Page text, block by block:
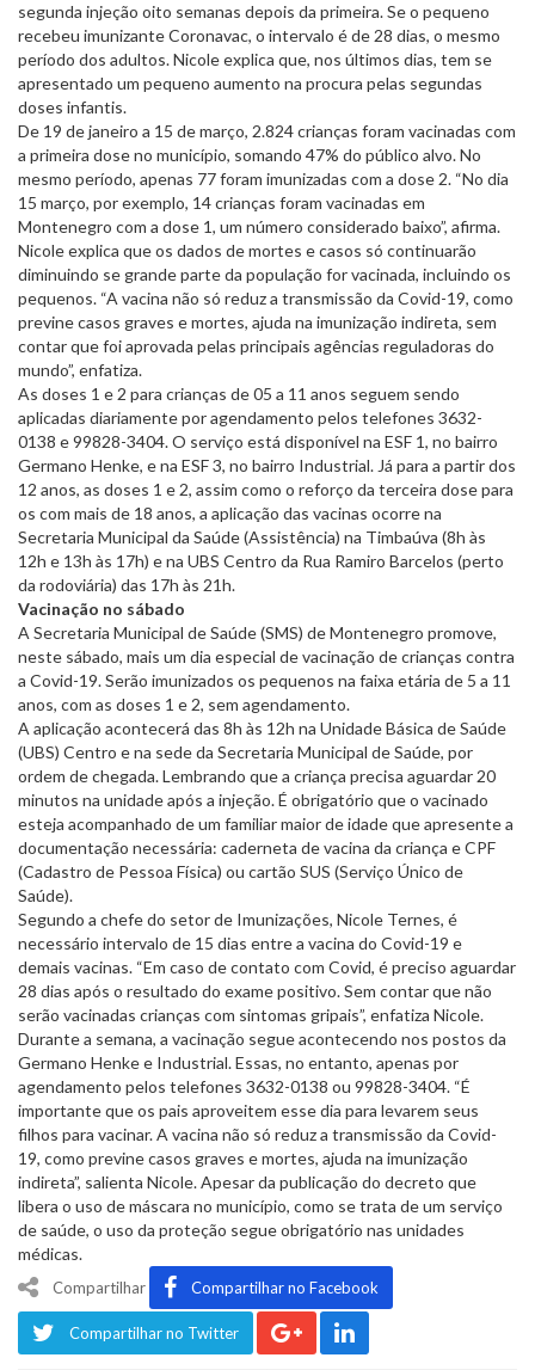
segunda injeção oito semanas depois da primeira. Se o pequeno
recebeu imunizante Coronavac, o intervalo é de 28 dias, o mesmo
período dos adultos. Nicole explica que, nos últimos dias, tem se
apresentado um pequeno aumento na procura pelas segundas
doses infantis.
De 19 de janeiro a 15 de março, 2.824 crianças foram vacinadas com
a primeira dose no município, somando 47% do público alvo. No
mesmo período, apenas 77 foram imunizadas com a dose 2. “No dia
15 março, por exemplo, 14 crianças foram vacinadas em
Montenegro com a dose 1, um número considerado baixo”, afirma.
Nicole explica que os dados de mortes e casos só continuarão
diminuindo se grande parte da população for vacinada, incluindo os
pequenos. “A vacina não só reduz a transmissão da Covid-19, como
previne casos graves e mortes, ajuda na imunização indireta, sem
contar que foi aprovada pelas principais agências reguladoras do
mundo”, enfatiza.
As doses 1 e 2 para crianças de 05 a 11 anos seguem sendo
aplicadas diariamente por agendamento pelos telefones 3632-
0138 e 99828-3404. O serviço está disponível na ESF 1, no bairro
Germano Henke, e na ESF 3, no bairro Industrial. Já para a partir dos
12 anos, as doses 1 e 2, assim como o reforço da terceira dose para
os com mais de 18 anos, a aplicação das vacinas ocorre na
Secretaria Municipal da Saúde (Assistência) na Timbaúva (8h às
12h e 13h às 17h) e na UBS Centro da Rua Ramiro Barcelos (perto
da rodoviária) das 17h às 21h.
Vacinação no sábado
A Secretaria Municipal de Saúde (SMS) de Montenegro promove,
neste sábado, mais um dia especial de vacinação de crianças contra
a Covid-19. Serão imunizados os pequenos na faixa etária de 5 a 11
anos, com as doses 1 e 2, sem agendamento.
A aplicação acontecerá das 8h às 12h na Unidade Básica de Saúde
(UBS) Centro e na sede da Secretaria Municipal de Saúde, por
ordem de chegada. Lembrando que a criança precisa aguardar 20
minutos na unidade após a injeção. É obrigatório que o vacinado
esteja acompanhado de um familiar maior de idade que apresente a
documentação necessária: caderneta de vacina da criança e CPF
(Cadastro de Pessoa Física) ou cartão SUS (Serviço Único de
Saúde).
Segundo a chefe do setor de Imunizações, Nicole Ternes, é
necessário intervalo de 15 dias entre a vacina do Covid-19 e
demais vacinas. “Em caso de contato com Covid, é preciso aguardar
28 dias após o resultado do exame positivo. Sem contar que não
serão vacinadas crianças com sintomas gripais”, enfatiza Nicole.
Durante a semana, a vacinação segue acontecendo nos postos da
Germano Henke e Industrial. Essas, no entanto, apenas por
agendamento pelos telefones 3632-0138 ou 99828-3404. “É
importante que os pais aproveitem esse dia para levarem seus
filhos para vacinar. A vacina não só reduz a transmissão da Covid-
19, como previne casos graves e mortes, ajuda na imunização
indireta”, salienta Nicole. Apesar da publicação do decreto que
libera o uso de máscara no município, como se trata de um serviço
de saúde, o uso da proteção segue obrigatório nas unidades
médicas.
Compartilhar Compartilhar no Facebook
Compartilhar no Twitter